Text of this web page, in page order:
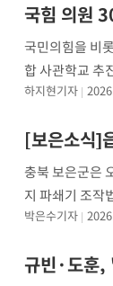
국힘 의원
국민의힘을 비
합 사관학교 추
부의 국군사관
하지현기자
[보은소식]
충북 보은군은
지 파쇄기 조작
상은 경운기, 잔
박은수기자
규빈·도훈